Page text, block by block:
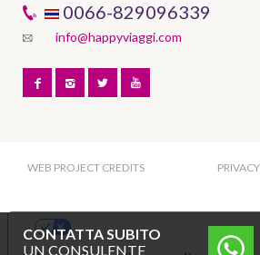
0066-829096339
info@happyviaggi.com
WEB PROJECT CREDITS
CONTATTA SUBITO
UN CONSULENTE
Le tue preferenze